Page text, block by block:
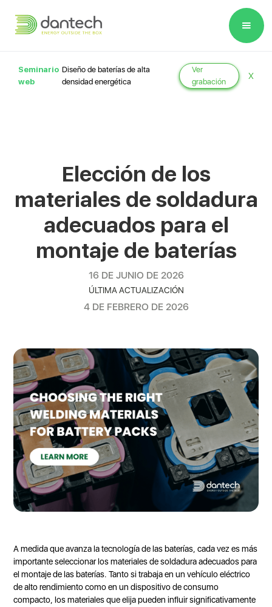
note:
website
includes
Seminario
web
Diseño de baterías de alta
densidad energética
Ver
grabación
X
Elección de los
materiales de soldadura
adecuados para el
montaje de baterías
16 DE JUNIO DE 2026
ÚLTIMA ACTUALIZACIÓN
4 DE FEBRERO DE 2026
A medida que avanza la tecnología de las baterías, cada vez es más
importante seleccionar los materiales de soldadura adecuados para
el montaje de las baterías. Tanto si trabaja en un vehículo eléctrico
de alto rendimiento como en un dispositivo de consumo
compacto, los materiales que elija pueden influir significativamente